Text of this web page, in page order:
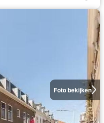
Foto bekijken